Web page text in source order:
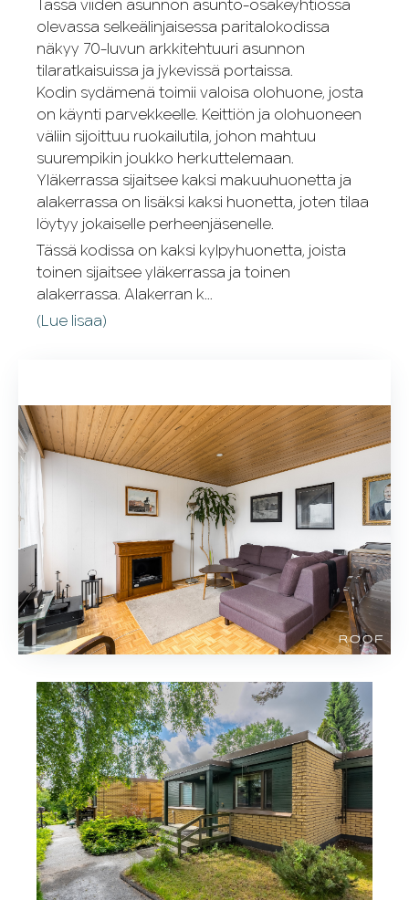
Tässä viiden asunnon asunto-osakeyhtiössä
olevassa selkeälinjaisessa paritalokodissa
näkyy 70-luvun arkkitehtuuri asunnon
tilaratkaisuissa ja jykevissä portaissa.
Kodin sydämenä toimii valoisa olohuone, josta
on käynti parvekkeelle. Keittiön ja olohuoneen
väliin sijoittuu ruokailutila, johon mahtuu
suurempikin joukko herkuttelemaan.
Yläkerrassa sijaitsee kaksi makuuhuonetta ja
alakerrassa on lisäksi kaksi huonetta, joten tilaa
löytyy jokaiselle perheenjäsenelle.
Tässä kodissa on kaksi kylpyhuonetta, joista
toinen sijaitsee yläkerrassa ja toinen
alakerrassa. Alakerran k...
(Lue lisaa)